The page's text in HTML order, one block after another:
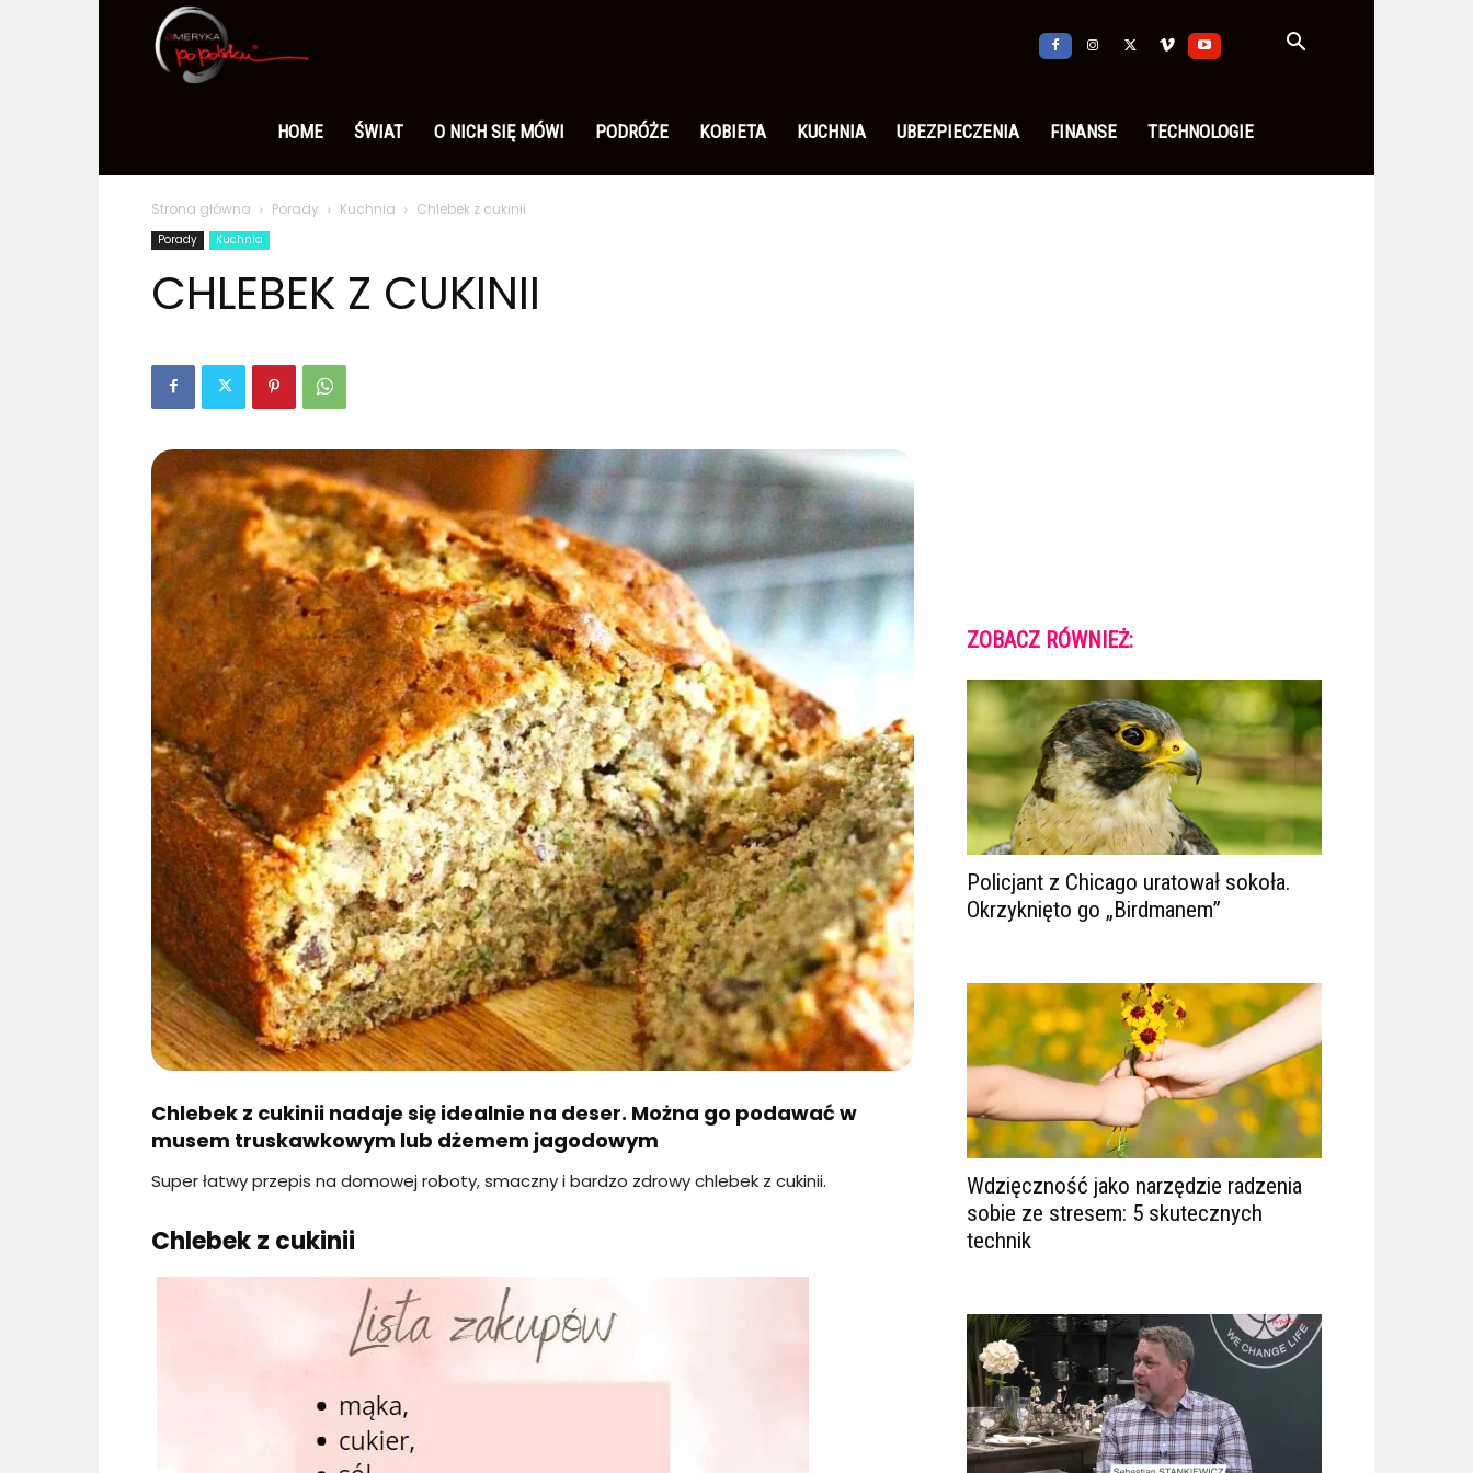
po
polsku
HOME ŚWIAT O NICH SIĘ MÓWI PODRÓŻE KOBIETA KUCHNIA UBEZPIECZENIA FINANSE TECHNOLOGIE
Strona główna Porady Kuchnia Chlebek z cukinii
Porady Kuchnia
CHLEBEK Z CUKINII
Chlebek z cukinii nadaje się idealnie na deser. Można go podawać w
musem truskawkowym lub dżemem jagodowym
Super łatwy przepis na domowej roboty, smaczny i bardzo zdrowy chlebek z cukinii.
Chlebek z cukinii
ZOBACZ RÓWNIEŻ:
Policjant z Chicago uratował sokoła.
Okrzyknięto go „Birdmanem”
Wdzięczność jako narzędzie radzenia
sobie ze stresem: 5 skutecznych
technik